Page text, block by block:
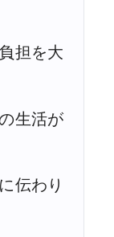
担を大
生活が
伝わり